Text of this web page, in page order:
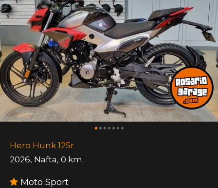
Hero Hunk 125r
2026, Nafta, 0 km.
Moto Sport